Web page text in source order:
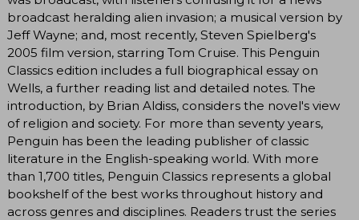
broadcast heralding alien invasion; a musical version by
Jeff Wayne; and, most recently, Steven Spielberg's
2005 film version, starring Tom Cruise. This Penguin
Classics edition includes a full biographical essay on
Wells, a further reading list and detailed notes. The
introduction, by Brian Aldiss, considers the novel's view
of religion and society. For more than seventy years,
Penguin has been the leading publisher of classic
literature in the English-speaking world. With more
than 1,700 titles, Penguin Classics represents a global
bookshelf of the best works throughout history and
across genres and disciplines. Readers trust the series